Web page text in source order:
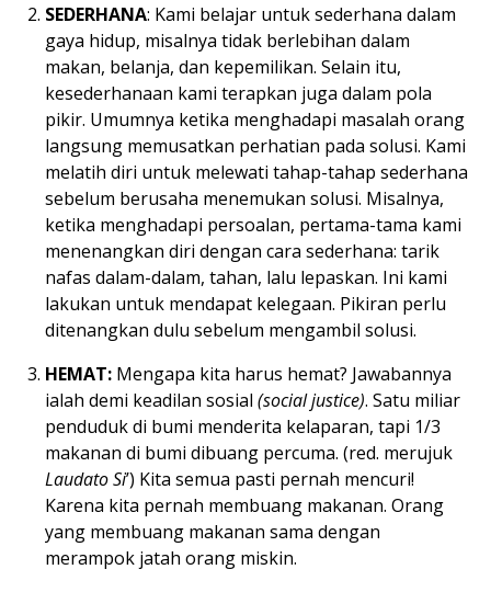
SEDERHANA: Kami belajar untuk sederhana dalam
gaya hidup, misalnya tidak berlebihan dalam
makan, belanja, dan kepemilikan. Selain itu,
kesederhanaan kami terapkan juga dalam pola
pikir. Umumnya ketika menghadapi masalah orang
langsung memusatkan perhatian pada solusi. Kami
melatih diri untuk melewati tahap-tahap sederhana
sebelum berusaha menemukan solusi. Misalnya,
ketika menghadapi persoalan, pertama-tama kami
menenangkan diri dengan cara sederhana: tarik
nafas dalam-dalam, tahan, lalu lepaskan. Ini kami
lakukan untuk mendapat kelegaan. Pikiran perlu
ditenangkan dulu sebelum mengambil solusi.
HEMAT: Mengapa kita harus hemat? Jawabannya
ialah demi keadilan sosial (social justice). Satu miliar
penduduk di bumi menderita kelaparan, tapi 1/3
makanan di bumi dibuang percuma. (red. merujuk
Laudato Si’) Kita semua pasti pernah mencuri!
Karena kita pernah membuang makanan. Orang
yang membuang makanan sama dengan
merampok jatah orang miskin.